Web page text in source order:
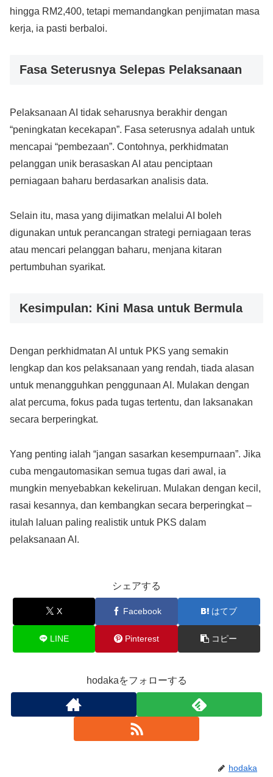
hingga RM2,400, tetapi memandangkan penjimatan masa
kerja, ia pasti berbaloi.
Fasa Seterusnya Selepas Pelaksanaan
Pelaksanaan AI tidak seharusnya berakhir dengan
“peningkatan kecekapan”. Fasa seterusnya adalah untuk
mencapai “pembezaan”. Contohnya, perkhidmatan
pelanggan unik berasaskan AI atau penciptaan
perniagaan baharu berdasarkan analisis data.
Selain itu, masa yang dijimatkan melalui AI boleh
digunakan untuk perancangan strategi perniagaan teras
atau mencari pelanggan baharu, menjana kitaran
pertumbuhan syarikat.
Kesimpulan: Kini Masa untuk Bermula
Dengan perkhidmatan AI untuk PKS yang semakin
lengkap dan kos pelaksanaan yang rendah, tiada alasan
untuk menangguhkan penggunaan AI. Mulakan dengan
alat percuma, fokus pada tugas tertentu, dan laksanakan
secara berperingkat.
Yang penting ialah “jangan sasarkan kesempurnaan”. Jika
cuba mengautomasikan semua tugas dari awal, ia
mungkin menyebabkan kekeliruan. Mulakan dengan kecil,
rasai kesannya, dan kembangkan secara berperingkat –
itulah laluan paling realistik untuk PKS dalam
pelaksanaan AI.
シェアする
X Facebook はてブ
LINE Pinterest コピー
hodakaをフォローする
hodaka